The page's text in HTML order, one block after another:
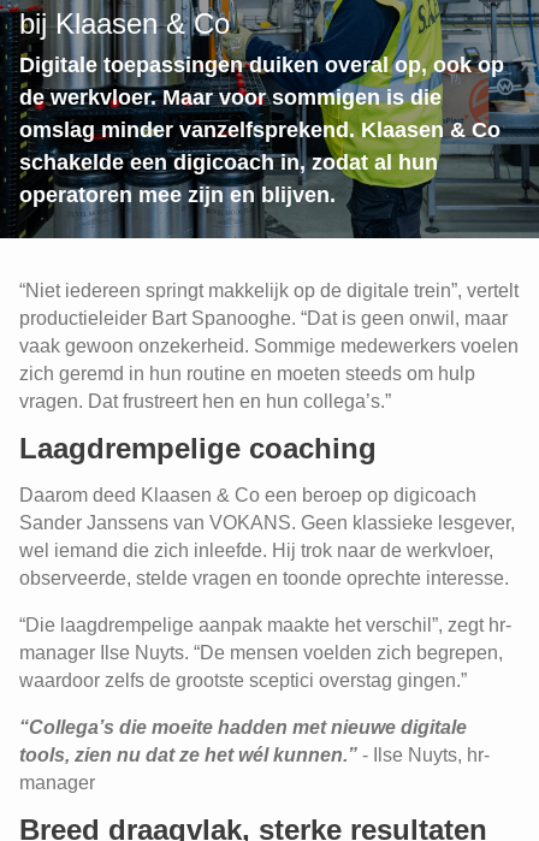
bij Klaasen & Co
Digitale toepassingen duiken overal op, ook op
de werkvloer. Maar voor sommigen is die
omslag minder vanzelfsprekend. Klaasen & Co
schakelde een digicoach in, zodat al hun
operatoren mee zijn en blijven.
“Niet iedereen springt makkelijk op de digitale trein”, vertelt
productieleider Bart Spanooghe. “Dat is geen onwil, maar
vaak gewoon onzekerheid. Sommige medewerkers voelen
zich geremd in hun routine en moeten steeds om hulp
vragen. Dat frustreert hen en hun collega’s.”
Laagdrempelige coaching
Daarom deed Klaasen & Co een beroep op digicoach
Sander Janssens van VOKANS. Geen klassieke lesgever,
wel iemand die zich inleefde. Hij trok naar de werkvloer,
observeerde, stelde vragen en toonde oprechte interesse.
“Die laagdrempelige aanpak maakte het verschil”, zegt hr-
manager Ilse Nuyts. “De mensen voelden zich begrepen,
waardoor zelfs de grootste sceptici overstag gingen.”
“Collega’s die moeite hadden met nieuwe digitale
tools, zien nu dat ze het wél kunnen.” - Ilse Nuyts, hr-
manager
Breed draagvlak, sterke resultaten